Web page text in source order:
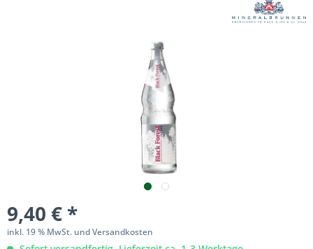
9,40 € *
inkl. 19 % MwSt. und Versandkosten